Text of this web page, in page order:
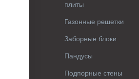
плиты
Газонные решетки
Заборные блоки
Пандусы
Подпорные стены